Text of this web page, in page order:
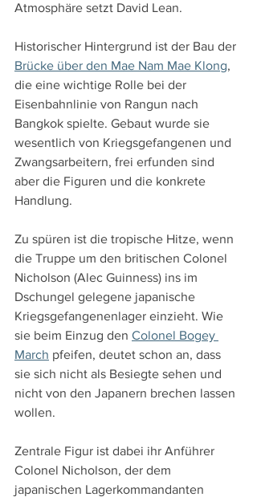
Atmosphäre setzt David Lean.
Historischer Hintergrund ist der Bau der
Brücke über den Mae Nam Mae Klong,
die eine wichtige Rolle bei der
Eisenbahnlinie von Rangun nach
Bangkok spielte. Gebaut wurde sie
wesentlich von Kriegsgefangenen und
Zwangsarbeitern, frei erfunden sind
aber die Figuren und die konkrete
Handlung.
Zu spüren ist die tropische Hitze, wenn
die Truppe um den britischen Colonel
Nicholson (Alec Guinness) ins im
Dschungel gelegene japanische
Kriegsgefangenenlager einzieht. Wie
sie beim Einzug den Colonel Bogey
March pfeifen, deutet schon an, dass
sie sich nicht als Besiegte sehen und
nicht von den Japanern brechen lassen
wollen.
Zentrale Figur ist dabei ihr Anführer
Colonel Nicholson, der dem
japanischen Lagerkommandanten